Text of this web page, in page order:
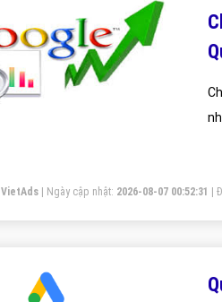
VietAds | Ngày cập nhật: 2026-08-07 00:52:31